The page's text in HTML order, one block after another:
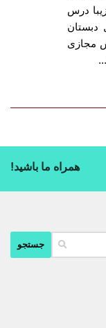
درس
دبستان
مجازی
همراه ما باشید!